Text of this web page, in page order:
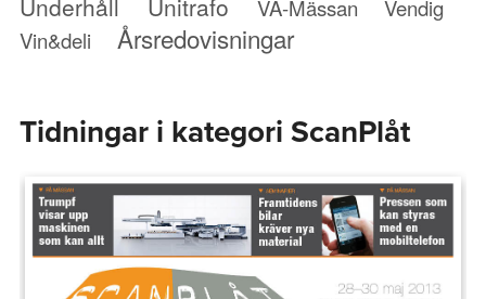
Underhåll Unitrafo VA-Mässan
Vendig
Vin&deli
Årsredovisningar
Tidningar i kategori ScanPlåt